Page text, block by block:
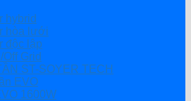
hybrid
hòa lưới
độc lập
Grid
ST-SOYER TECH
EVO
1600W